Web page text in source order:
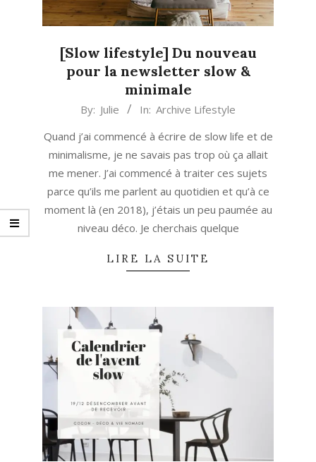
[Slow lifestyle] Du nouveau
pour la newsletter slow &
minimale
07
By: Julie In: Archive Lifestyle
Quand j’ai commencé à écrire de slow life et de
minimalisme, je ne savais pas trop où ça allait
me mener. J’ai commencé à traiter ces sujets
parce qu’ils me parlent au quotidien et qu’à ce
moment là (en 2018), j’étais un peu paumée au
niveau déco. Je cherchais quelque
LIRE LA SUITE